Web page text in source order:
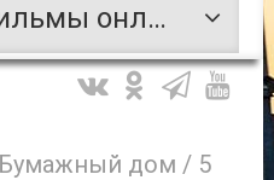
Смотреть фильмы онлайн
Бумажный дом / 5